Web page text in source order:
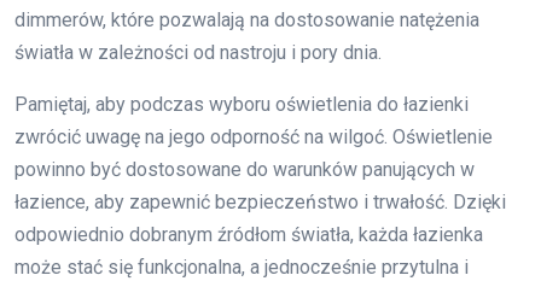
dimmerów, które pozwalają na dostosowanie natężenia
światła w zależności od nastroju i pory dnia.
Pamiętaj, aby podczas wyboru oświetlenia do łazienki
zwrócić uwagę na jego odporność na wilgoć. Oświetlenie
powinno być dostosowane do warunków panujących w
łazience, aby zapewnić bezpieczeństwo i trwałość. Dzięki
odpowiednio dobranym źródłom światła, każda łazienka
może stać się funkcjonalna, a jednocześnie przytulna i